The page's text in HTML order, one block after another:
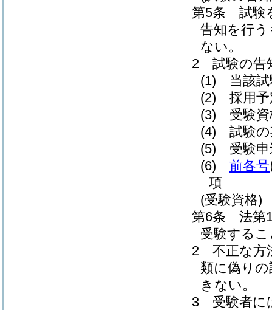
第5条
試験
告知を行
ない。
2
試験の告
(1)
当該
(2)
採用
(3)
受験
(4)
試験
(5)
受験
(6)
前各号
項
(受験資格)
第6条
法第
受験する
2
不正な方
類に偽り
きない。
3
受験者に